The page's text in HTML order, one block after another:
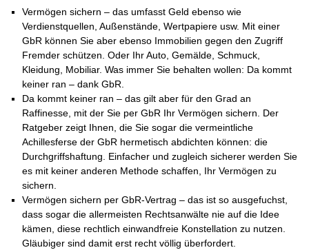
Vermögen sichern – das umfasst Geld ebenso wie
Verdienstquellen, Außenstände, Wertpapiere usw. Mit einer
GbR können Sie aber ebenso Immobilien gegen den Zugriff
Fremder schützen. Oder Ihr Auto, Gemälde, Schmuck,
Kleidung, Mobiliar. Was immer Sie behalten wollen: Da kommt
keiner ran – dank GbR.
Da kommt keiner ran – das gilt aber für den Grad an
Raffinesse, mit der Sie per GbR Ihr Vermögen sichern. Der
Ratgeber zeigt Ihnen, die Sie sogar die vermeintliche
Achillesferse der GbR hermetisch abdichten können: die
Durchgriffshaftung. Einfacher und zugleich sicherer werden Sie
es mit keiner anderen Methode schaffen, Ihr Vermögen zu
sichern.
Vermögen sichern per GbR-Vertrag – das ist so ausgefuchst,
dass sogar die allermeisten Rechtsanwälte nie auf die Idee
kämen, diese rechtlich einwandfreie Konstellation zu nutzen.
Gläubiger sind damit erst recht völlig überfordert.